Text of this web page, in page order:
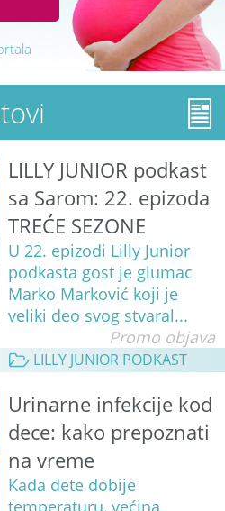
LILLY JUNIOR podkast
sa Sarom: 22. epizoda
TREĆE SEZONE
U 22. epizodi Lilly Junior
podkasta gost je glumac
Marko Marković koji je
veliki deo svog stvaral...
Promo objava
LILLY JUNIOR PODKAST
Urinarne infekcije kod
dece: kako prepoznati
na vreme
Kada dete dobije
temperaturu, većina